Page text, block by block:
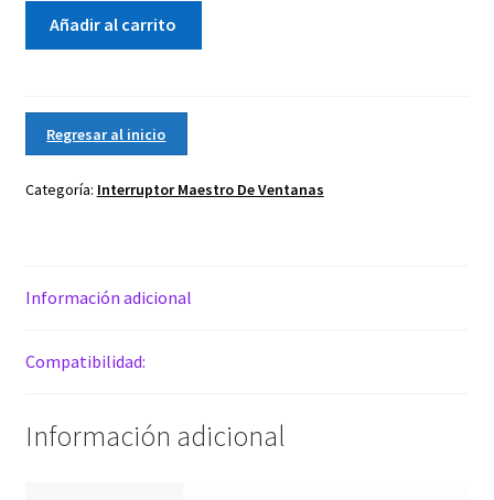
Interruptor
Maestro
Añadir al carrito
Regresar al inicio
Categoría: Interruptor Maestro De Ventanas
Información adicional
Compatibilidad:
Información adicional